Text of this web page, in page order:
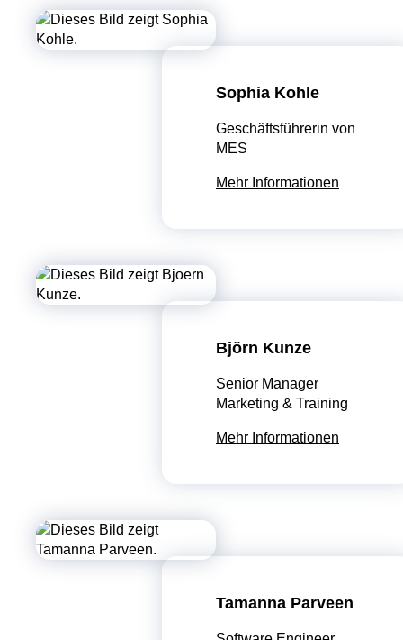
Sophia Kohle
Geschäftsführerin von
MES
Mehr Informationen
Björn Kunze
Senior Manager
Marketing & Training
Mehr Informationen
Tamanna Parveen